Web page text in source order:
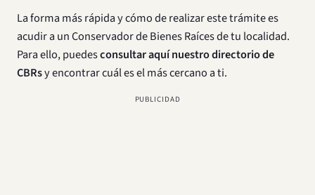
La forma más rápida y cómo de realizar este trámite es
acudir a un Conservador de Bienes Raíces de tu localidad.
Para ello, puedesconsultar aquí nuestro directorio de
CBRsy encontrar cuál es el más cercano a ti.
PUBLICIDAD